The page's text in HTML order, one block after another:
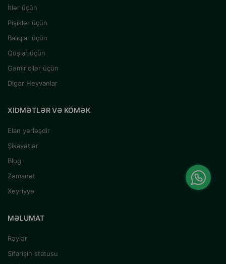
İtlər üçün
Pişiklər üçün
Balıqlar üçün
Quşlar üçün
Gəmiricilər üçün
Digər Heyvanlar
XIDMƏTLƏR VƏ KÖMƏK
Elan yerləşdir
Şikayətlər
Blog
Zəmanət
Xeyriyyə
MƏLUMAT
Rəylər
Sifarişin statusu